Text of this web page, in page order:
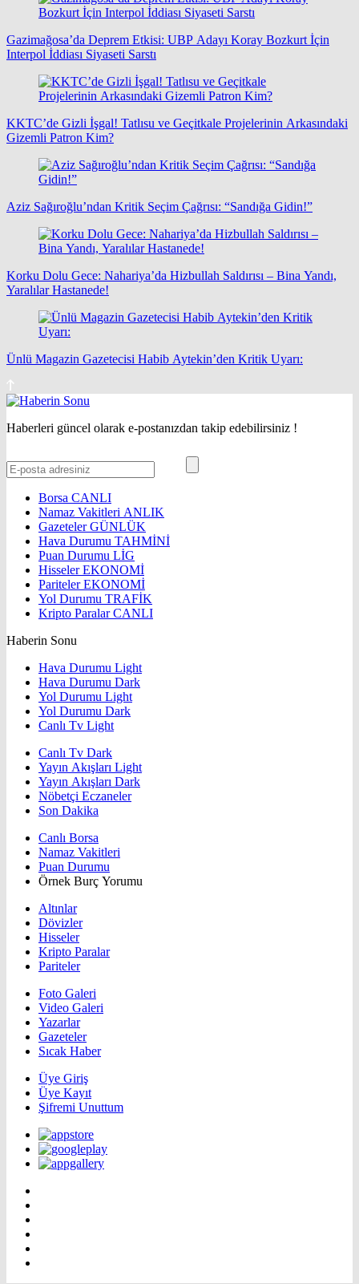
Gazimağosa’da Deprem Etkisi: UBP Adayı Koray Bozkurt İçin
Interpol İddiası Siyaseti Sarstı
KKTC’de Gizli İşgal! Tatlısu ve Geçitkale Projelerinin Arkasındaki
Gizemli Patron Kim?
Aziz Sağıroğlu’ndan Kritik Seçim Çağrısı: “Sandığa Gidin!”
Korku Dolu Gece: Nahariya’da Hizbullah Saldırısı – Bina Yandı,
Yaralılar Hastanede!
Ünlü Magazin Gazetecisi Habib Aytekin’den Kritik Uyarı:
Haberleri güncel olarak e-postanızdan takip edebilirsiniz !
Borsa CANLI
Namaz Vakitleri ANLIK
GazetelerGÜNLÜK
Hava Durumu TAHMİNİ
Puan Durumu LİG
HisselerEKONOMİ
ParitelerEKONOMİ
Yol Durumu TRAFİK
Kripto ParalarCANLI
Haberin Sonu
Hava Durumu Light
Hava Durumu Dark
Yol Durumu Light
Yol Durumu Dark
Canlı Tv Light
Canlı Tv Dark
Yayın Akışları Light
Yayın Akışları Dark
Nöbetçi Eczaneler
Son Dakika
Canlı Borsa
Namaz Vakitleri
Puan Durumu
Örnek Burç Yorumu
Altınlar
Dövizler
Hisseler
Kripto Paralar
Pariteler
Foto Galeri
Video Galeri
Yazarlar
Gazeteler
Sıcak Haber
Üye Giriş
Üye Kayıt
Şifremi Unuttum